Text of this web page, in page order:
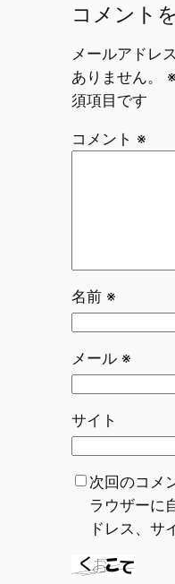
コメント
メールアドレ
ありません。
※
須項目です
コメント ※
名前 ※
メール ※
サイト
次回のコメ
ラウザーに
ドレス、サ